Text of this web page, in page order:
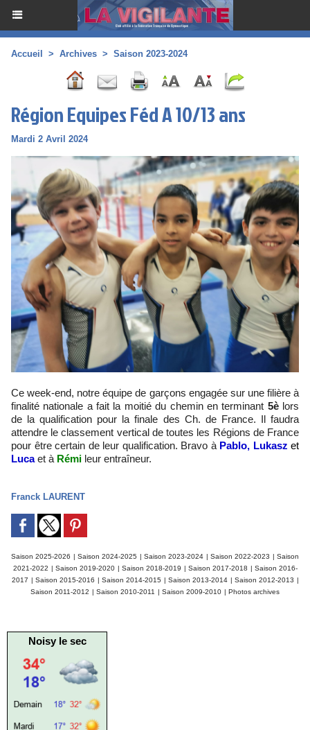
Accueil > Archives > Saison 2023-2024
Région Equipes Féd A 10/13 ans
Mardi 2 Avril 2024
Ce week-end, notre équipe de garçons engagée sur une filière à
finalité nationale a fait la moitié du chemin en terminant 5èlors
de la qualification pour la finale des Ch. de France. Il faudra
attendre le classement vertical de toutes les Régions de France
pour être certain de leur qualification. Bravo à Pablo, Lukasz et
Lucaet à Rémi leur entraîneur.
Franck LAURENT
Saison 2025-2026 | Saison 2024-2025 | Saison 2023-2024 | Saison 2022-2023 | Saison
2021-2022 | Saison 2019-2020 | Saison 2018-2019 | Saison 2017-2018 | Saison 2016-
2017 | Saison 2015-2016 | Saison 2014-2015 | Saison 2013-2014 | Saison 2012-2013 |
Saison 2011-2012 | Saison 2010-2011 | Saison 2009-2010 | Photos archives
Noisy le sec